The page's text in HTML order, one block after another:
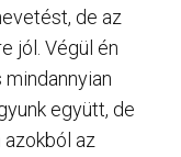
de az
jól. Végül én
együtt, de
az